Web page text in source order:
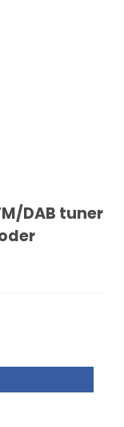
DAB tuner